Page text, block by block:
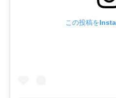
この投稿を